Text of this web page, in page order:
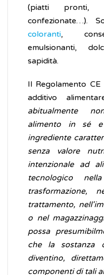
(piatti pronti,
confezionate…).
coloranti,
emulsionanti,
sapidità.
Il Regolamento
additivo
abitualmente
alimento in sé
ingrediente
senza valore
intenzionale ad
tecnologico
trasformazione,
trattamento,
o nel
possa
che la sostanza
diventino,
componenti di tali